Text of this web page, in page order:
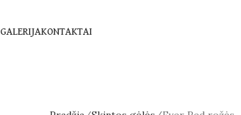
GALERIJAKONTAKTAI